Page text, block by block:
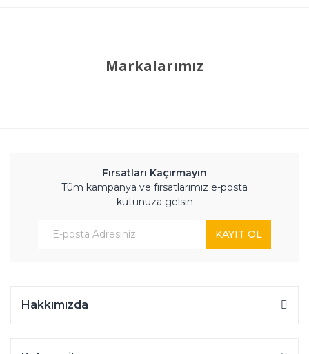
Markalarımız
Fırsatları Kaçırmayın
Tüm kampanya ve fırsatlarımız e-posta
kutunuza gelsin
KAYIT OL
Hakkımızda